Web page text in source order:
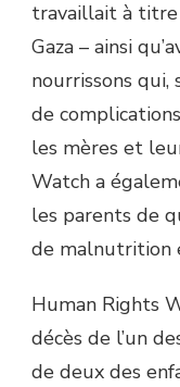
travaillait à
Gaza – ainsi
nourrissons qui,
de
les mères et
Watch a
les parents de
de malnutrition
Human Rights
décès de l’un
de deux des